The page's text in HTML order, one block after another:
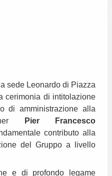
sede Leonardo di Piazza
cerimonia di intitolazione
di amministrazione alla
Pier Francesco
contributo alla
del Gruppo a livello
e di profondo legame